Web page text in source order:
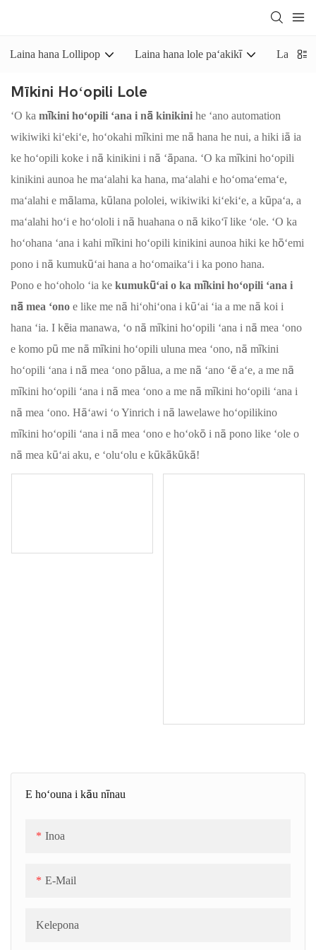
Laina hana Lollipop Laina hana lole paʻakikī Laina
Mīkini Hoʻopili Lole
ʻO ka mīkini hoʻopili ʻana i nā kinikini he ʻano automation
wikiwiki kiʻekiʻe, hoʻokahi mīkini me nā hana he nui, a hiki iā ia
ke hoʻopili koke i nā kinikini i nā ʻāpana. ʻO ka mīkini hoʻopili
kinikini aunoa he maʻalahi ka hana, maʻalahi e hoʻomaʻemaʻe,
maʻalahi e mālama, kūlana pololei, wikiwiki kiʻekiʻe, a kūpaʻa, a
maʻalahi hoʻi e hoʻololi i nā huahana o nā kikoʻī like ʻole. ʻO ka
hoʻohana ʻana i kahi mīkini hoʻopili kinikini aunoa hiki ke hōʻemi
pono i nā kumukūʻai hana a hoʻomaikaʻi i ka pono hana.
Pono e hoʻoholo ʻia ke kumukūʻai o ka mīkini hoʻopili ʻana i
nā mea ʻono e like me nā hiʻohiʻona i kūʻai ʻia a me nā koi i
hana ʻia. I kēia manawa, ʻo nā mīkini hoʻopili ʻana i nā mea ʻono
e komo pū me nā mīkini hoʻopili uluna mea ʻono, nā mīkini
hoʻopili ʻana i nā mea ʻono pālua, a me nā ʻano ʻē aʻe, a me nā
mīkini hoʻopili ʻana i nā mea ʻono a me nā mīkini hoʻopili ʻana i
nā mea ʻono. Hāʻawi ʻo Yinrich i nā lawelawe hoʻopilikino
mīkini hoʻopili ʻana i nā mea ʻono e hoʻokō i nā pono like ʻole o
nā mea kūʻai aku, e ʻoluʻolu e kūkākūkā!
E hoʻouna i kāu nīnau
Inoa
E-Mail
Kelepona